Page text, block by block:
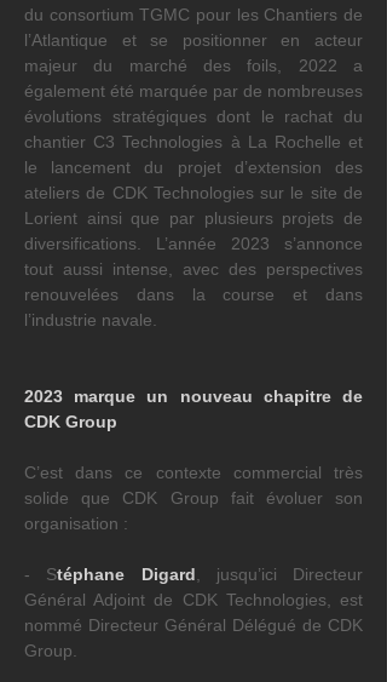
du consortium TGMC pour les Chantiers de
l’Atlantique et se positionner en acteur
majeur du marché des foils, 2022 a
également été marquée par de nombreuses
évolutions stratégiques dont le rachat du
chantier C3 Technologies à La Rochelle et
le lancement du projet d’extension des
ateliers de CDK Technologies sur le site de
Lorient ainsi que par plusieurs projets de
diversifications. L’année 2023 s’annonce
tout aussi intense, avec des perspectives
renouvelées dans la course et dans
l’industrie navale.
2023 marque un nouveau chapitre de
CDK Group
C’est dans ce contexte commercial très
solide que CDK Group fait évoluer son
organisation :
- Stéphane Digard , jusqu’ici Directeur
Général Adjoint de CDK Technologies, est
nommé Directeur Général Délégué de CDK
Group.